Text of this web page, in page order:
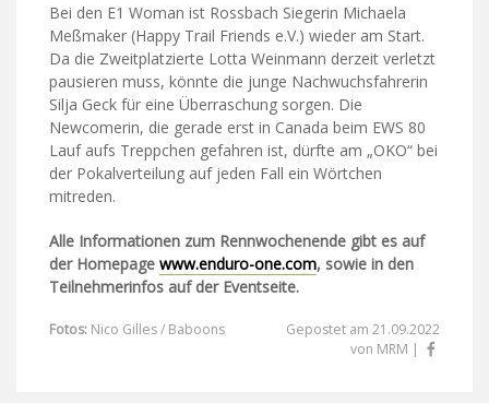
Bei den E1 Woman ist Rossbach Siegerin Michaela
Meßmaker (Happy Trail Friends e.V.) wieder am Start.
Da die Zweitplatzierte Lotta Weinmann derzeit verletzt
pausieren muss, könnte die junge Nachwuchsfahrerin
Silja Geck für eine Überraschung sorgen. Die
Newcomerin, die gerade erst in Canada beim EWS 80
Lauf aufs Treppchen gefahren ist, dürfte am „OKO“ bei
der Pokalverteilung auf jeden Fall ein Wörtchen
mitreden.
Alle Informationen zum Rennwochenende gibt es auf
der Homepage www.enduro-one.com, sowie in den
Teilnehmerinfos auf der Eventseite.
Fotos: Nico Gilles / Baboons
Gepostet am 21.09.2022
von MRM |